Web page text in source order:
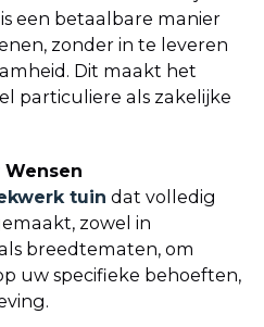
een betaalbare manier
zonder in te leveren
Dit maakt het
particuliere als zakelijke
tuin dat volledig
zowel in
breedtematen, om
uw specifieke behoeften,